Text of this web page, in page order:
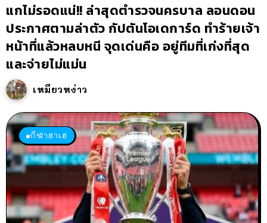
แกไม่รอดแน่!! ล่าสุดตำรวจนครบาล ลอนดอน
ประกาศตามล่าตัว กัปตันโอเดการ์ด ทำร้ายเจ้า
หน้าที่แล้วหลบหนี จุดเด่นคือ อยู่ทีมที่เก่งที่สุด
และจ่ายไม่แม่น
เหมียวหง่าว
กีฬาฮาเฮ